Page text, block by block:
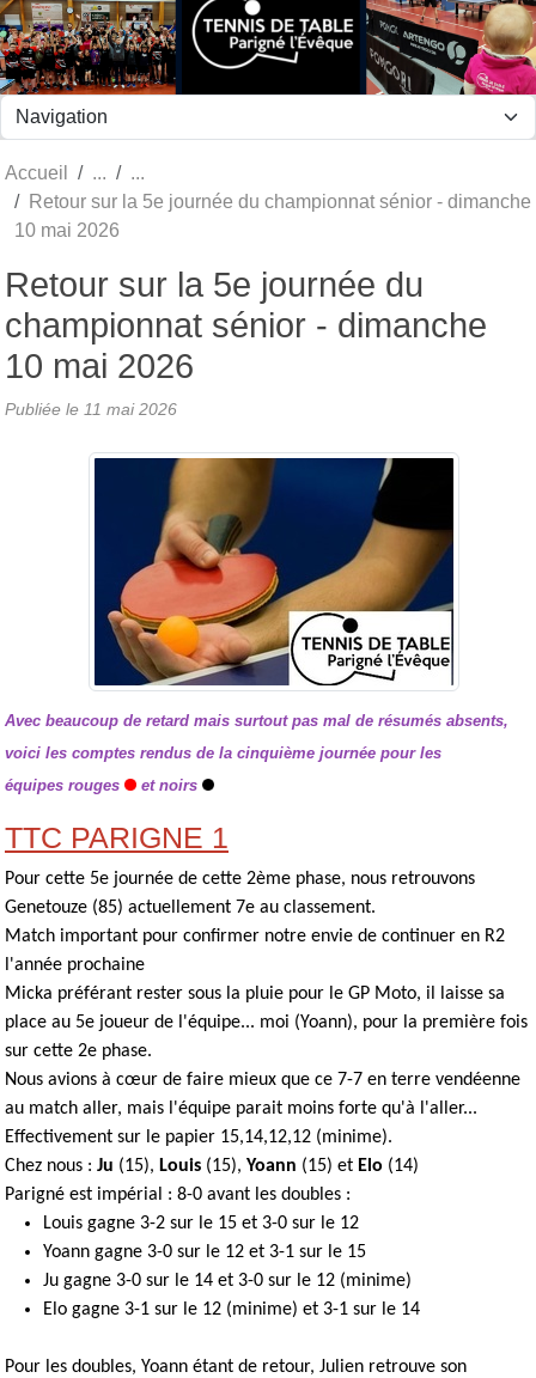
Accueil
Retour sur la 5e journée du championnat sénior - dimanche
10 mai 2026
Retour sur la 5e journée du
championnat sénior - dimanche
10 mai 2026
Publiée le 11 mai 2026
Avec beaucoup de retard mais surtout pas mal de résumés absents,
voici les comptes rendus de la cinquième journée pour les
équipes rouges
et noirs
TTC PARIGNE 1
Pour cette 5e journée de cette 2ème phase, nous retrouvons
Genetouze (85) actuellement 7e au classement.
Match important pour confirmer notre envie de continuer en R2
l'année prochaine
Micka préférant rester sous la pluie pour le GP Moto, il laisse sa
place au 5e joueur de l'équipe... moi (Yoann), pour la première fois
sur cette 2e phase.
Nous avions à cœur de faire mieux que ce 7-7 en terre vendéenne
au match aller, mais l'équipe parait moins forte qu'à l'aller...
Effectivement sur le papier 15,14,12,12 (minime).
Chez nous : Ju (15), Louis (15), Yoann (15) et Elo (14)
Parigné est impérial : 8-0 avant les doubles :
Louis gagne 3-2 sur le 15 et 3-0 sur le 12
Yoann gagne 3-0 sur le 12 et 3-1 sur le 15
Ju gagne 3-0 sur le 14 et 3-0 sur le 12 (minime)
Elo gagne 3-1 sur le 12 (minime) et 3-1 sur le 14
Pour les doubles, Yoann étant de retour, Julien retrouve son
Panneau de gestion des cookies